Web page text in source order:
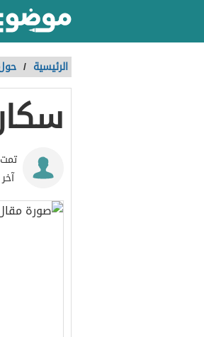
الرئيسية /